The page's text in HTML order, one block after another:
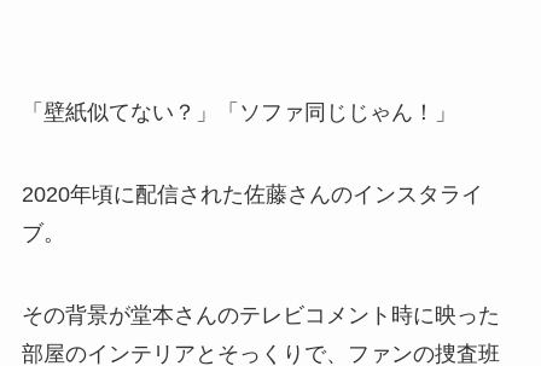
「壁紙似てない？」「ソファ同じじゃん！」
2020年頃に配信された佐藤さんのインスタライ
ブ。
その背景が堂本さんのテレビコメント時に映った
部屋のインテリアとそっくりで、ファンの捜査班